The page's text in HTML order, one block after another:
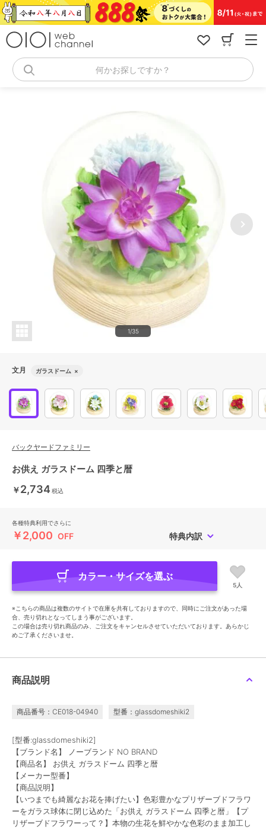
コ
ン
何かお探しですか？
1/35
文月 ガラスドーム ×
バックヤードファミリー
お供え ガラスドーム 四季と暦
￥2,734 税込
各種特典利用でさらに
￥2,000 OFF 特典内訳
カラー・サイズを選ぶ
5人
※こちらの商品は複数のサイトで在庫を共有しておりますので、同時にご注文があった場
合、売り切れとなってしまう事がございます。
この場合は売り切れ商品のみ、ご注文をキャンセルさせていただいております。あらかじ
めご了承くださいませ。
商品説明
商品番号：CE018-04940 型番：glassdomeshiki2
[型番:glassdomeshiki2]
【ブランド名】 ノーブランド NO BRAND
【商品名】 お供え ガラスドーム 四季と暦
【メーカー型番】
【商品説明】
【いつまでも綺麗なお花を捧げたい】色彩豊かなプリザーブドフラワ
ーをガラス球体に閉じ込めた「お供え ガラスドーム 四季と暦」【プ
リザーブドフラワーって？】本物の生花を鮮やかな色彩のまま加工し